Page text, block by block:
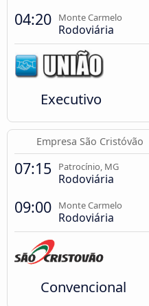
04:20 Monte Carmelo
Rodoviária
Executivo
Empresa São Cristóvão
07:15 Patrocínio, MG
Rodoviária
09:00 Monte Carmelo
Rodoviária
Convencional